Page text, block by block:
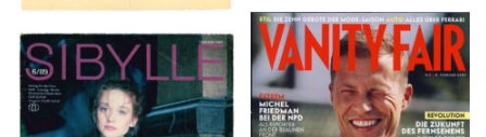
VANITY FAIR – Nr. 7 –
8. Februar 2007
SIBYLLE 6/89